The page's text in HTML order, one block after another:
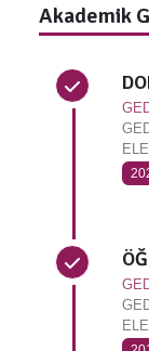
Akademik